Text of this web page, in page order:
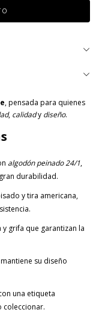
, pensada para quienes
, calidady diseño.
algodón peinado 24/1,
durabilidad.
y tira americana,
grifa que garantizan la
su diseño
una etiqueta
coleccionar.